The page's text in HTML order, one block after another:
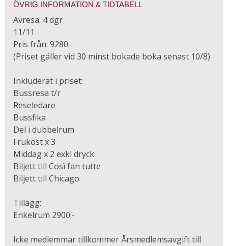
ÖVRIG INFORMATION & TIDTABELL
Avresa: 4 dgr
11/11
Pris från: 9280:-
(Priset gäller vid 30 minst bokade boka senast 10/8)
Inkluderat i priset:
Bussresa t/r
Reseledare
Bussfika
Del i dubbelrum
Frukost x 3
Middag x 2 exkl dryck
Biljett till Così fan tutte
Biljett till Chicago
Tillägg:
Enkelrum 2900:-
Icke medlemmar tillkommer Årsmedlemsavgift till